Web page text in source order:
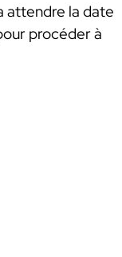
attendre la date
procéder à